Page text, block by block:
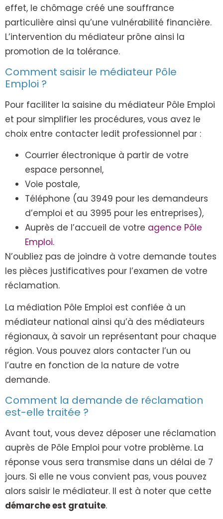
effet, le chômage créé une souffrance
particulière ainsi qu’une vulnérabilité financière.
L’intervention du médiateur prône ainsi la
promotion de la tolérance.
Comment saisir le médiateur Pôle
Emploi ?
Pour faciliter la saisine du médiateur Pôle Emploi
et pour simplifier les procédures, vous avez le
choix entre contacter ledit professionnel par :
Courrier électronique à partir de votre
espace personnel,
Voie postale,
Téléphone (au 3949 pour les demandeurs
d’emploi et au 3995 pour les entreprises),
Auprès de l’accueil de votre agence Pôle
Emploi.
N’oubliez pas de joindre à votre demande toutes
les pièces justificatives pour l’examen de votre
réclamation.
La médiation Pôle Emploi est confiée à un
médiateur national ainsi qu’à des médiateurs
régionaux, à savoir un représentant pour chaque
région. Vous pouvez alors contacter l’un ou
l’autre en fonction de la nature de votre
demande.
Comment la demande de réclamation
est-elle traitée ?
Avant tout, vous devez déposer une réclamation
auprès de Pôle Emploi pour votre problème. La
réponse vous sera transmise dans un délai de 7
jours. Si elle ne vous convient pas, vous pouvez
alors saisir le médiateur. Il est à noter que cette
démarche est gratuite.